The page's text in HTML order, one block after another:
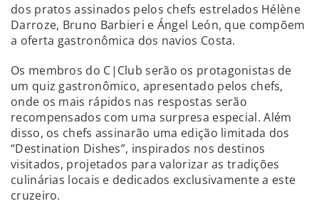
dos pratos assinados pelos chefs estrelados Hélène
Darroze, Bruno Barbieri e Ángel León, que compõem
a oferta gastronômica dos navios Costa.
Os membros do C|Club serão os protagonistas de
um quiz gastronômico, apresentado pelos chefs,
onde os mais rápidos nas respostas serão
recompensados com uma surpresa especial. Além
disso, os chefs assinarão uma edição limitada dos
“Destination Dishes”, inspirados nos destinos
visitados, projetados para valorizar as tradições
culinárias locais e dedicados exclusivamente a este
cruzeiro.